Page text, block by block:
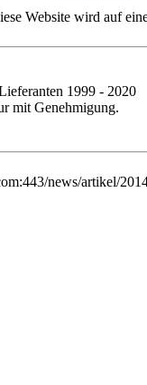
Website wird auf
1999 - 2020
mit Genehmigung.
news/artikel/